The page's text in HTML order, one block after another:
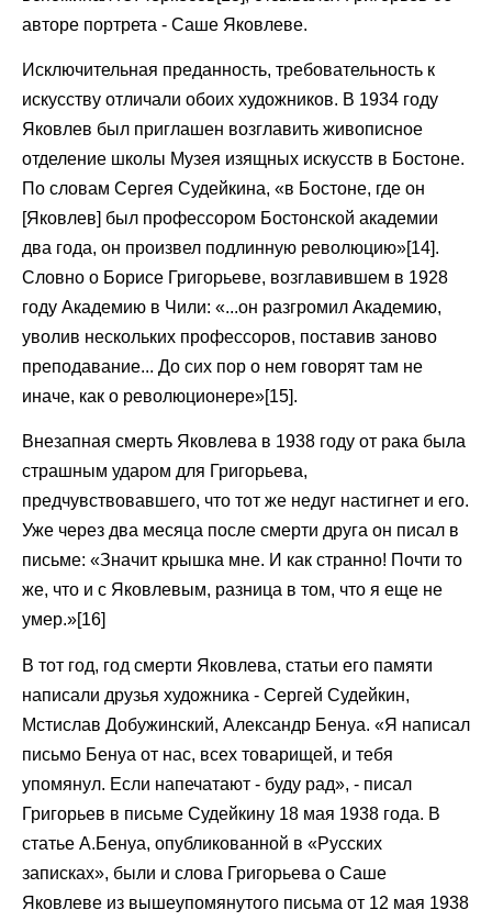
авторе портрета - Саше Яковлеве.
Исключительная преданность, требовательность к
искусству отличали обоих художников. В 1934 году
Яковлев был приглашен возглавить живописное
отделение школы Музея изящных искусств в Бостоне.
По словам Сергея Судейкина, «в Бостоне, где он
[Яковлев] был профессором Бостонской академии
два года, он произвел подлинную революцию»[14].
Словно о Борисе Григорьеве, возглавившем в 1928
году Академию в Чили: «...он разгромил Академию,
уволив нескольких профессоров, поставив заново
преподавание... До сих пор о нем говорят там не
иначе, как о революционере»[15].
Внезапная смерть Яковлева в 1938 году от рака была
страшным ударом для Григорьева,
предчувствовавшего, что тот же недуг настигнет и его.
Уже через два месяца после смерти друга он писал в
письме: «Значит крышка мне. И как странно! Почти то
же, что и с Яковлевым, разница в том, что я еще не
умер.»[16]
В тот год, год смерти Яковлева, статьи его памяти
написали друзья художника - Сергей Судейкин,
Мстислав Добужинский, Александр Бенуа. «Я написал
письмо Бенуа от нас, всех товарищей, и тебя
упомянул. Если напечатают - буду рад», - писал
Григорьев в письме Судейкину 18 мая 1938 года. В
статье А.Бенуа, опубликованной в «Русских
записках», были и слова Григорьева о Саше
Яковлеве из вышеупомянутого письма от 12 мая 1938